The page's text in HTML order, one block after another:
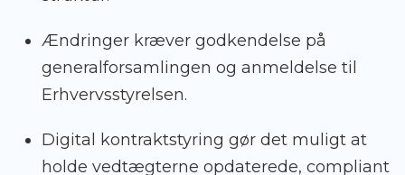
Ændringer kræver godkendelse på
generalforsamlingen og anmeldelse til
Erhvervsstyrelsen.
Digital kontraktstyring gør det muligt at
holde vedtægterne opdaterede, compliant